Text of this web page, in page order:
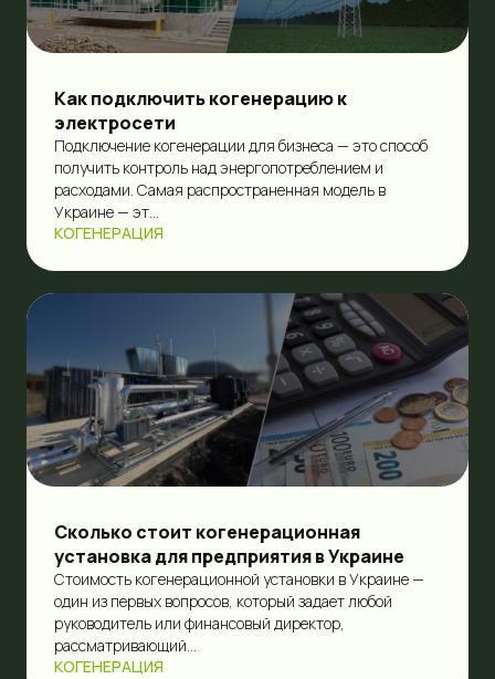
Как подключить когенерацию к
электросети
Подключение когенерации для бизнеса — это способ
получить контроль над энергопотреблением и
расходами. Самая распространенная модель в
Украине — эт...
КОГЕНЕРАЦИЯ
Сколько стоит когенерационная
установка для предприятия в Украине
Стоимость когенерационной установки в Украине —
один из первых вопросов, который задает любой
руководитель или финансовый директор,
рассматривающий...
КОГЕНЕРАЦИЯ